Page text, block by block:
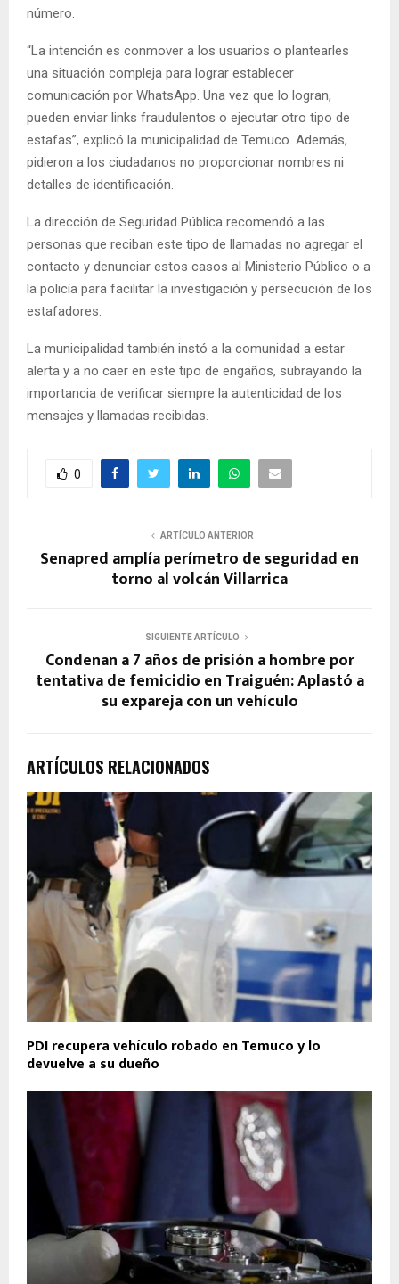
número.
“La intención es conmover a los usuarios o plantearles
una situación compleja para lograr establecer
comunicación por WhatsApp. Una vez que lo logran,
pueden enviar links fraudulentos o ejecutar otro tipo de
estafas”, explicó la municipalidad de Temuco. Además,
pidieron a los ciudadanos no proporcionar nombres ni
detalles de identificación.
La dirección de Seguridad Pública recomendó a las
personas que reciban este tipo de llamadas no agregar el
contacto y denunciar estos casos al Ministerio Público o a
la policía para facilitar la investigación y persecución de los
estafadores.
La municipalidad también instó a la comunidad a estar
alerta y a no caer en este tipo de engaños, subrayando la
importancia de verificar siempre la autenticidad de los
mensajes y llamadas recibidas.
0
ARTÍCULO ANTERIOR
Senapred amplía perímetro de seguridad en
torno al volcán Villarrica
SIGUIENTE ARTÍCULO
Condenan a 7 años de prisión a hombre por
tentativa de femicidio en Traiguén: Aplastó a
su expareja con un vehículo
ARTÍCULOS RELACIONADOS
PDI recupera vehículo robado en Temuco y lo
devuelve a su dueño